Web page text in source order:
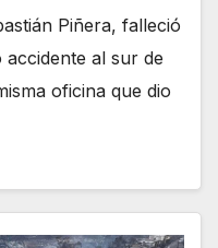
Piñera, falleció
al sur de
oficina que dio